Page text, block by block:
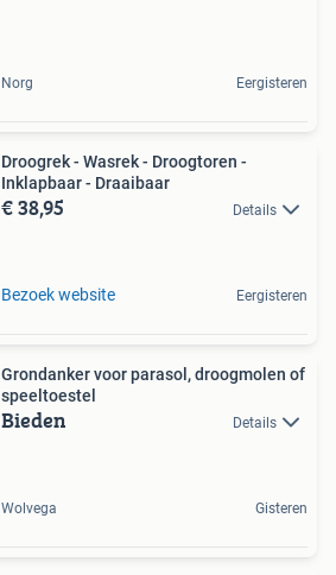
Norg Eergisteren
Droogrek - Wasrek - Droogtoren -
Inklapbaar - Draaibaar
€ 38,95 Details
Bezoek website Eergisteren
Grondanker voor parasol, droogmolen of
speeltoestel
Bieden Details
Wolvega Gisteren